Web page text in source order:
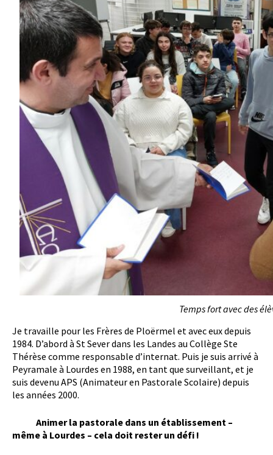
Temps fort avec des
Je travaille pour les Frères de Ploërmel et avec eux depuis
1984. D’abord à St Sever dans les Landes au Collège Ste
Thérèse comme responsable d’internat. Puis je suis arrivé à
Peyramale à Lourdes en 1988, en tant que surveillant, et je
suis devenu APS (Animateur en Pastorale Scolaire) depuis
les années 2000.
Animer la pastorale dans un établissement –
même à Lourdes – cela doit rester un défi !